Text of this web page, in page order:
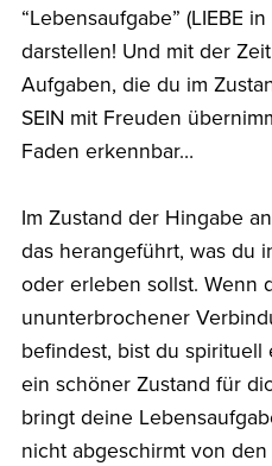
“Lebensaufgabe” (LIEBE
darstellen! Und mit der
Aufgaben, die du im
SEIN mit Freuden
Faden erkennbar…
Im Zustand der Hingabe
das herangeführt, was du
oder erleben sollst. Wenn
ununterbrochener
befindest, bist du spirituell
ein schöner Zustand für
bringt deine
nicht abgeschirmt von